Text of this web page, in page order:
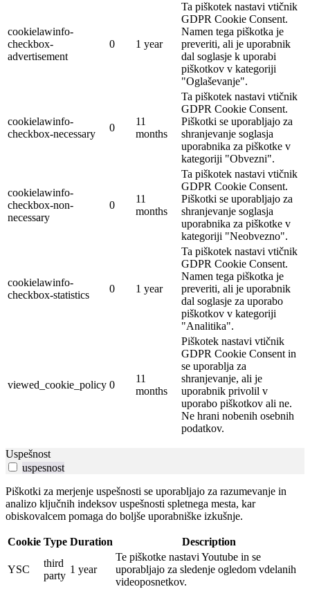
cookielawinfo-
checkbox-
advertisement
0 1 year
Ta piškotek nastavi vtičnik
GDPR Cookie Consent.
Namen tega piškotka je
preveriti, ali je uporabnik
dal soglasje k uporabi
piškotkov v kategoriji
"Oglaševanje".
cookielawinfo-
checkbox-necessary
0
11
months
Ta piškotek nastavi vtičnik
GDPR Cookie Consent.
Piškotki se uporabljajo za
shranjevanje soglasja
uporabnika za piškotke v
kategoriji "Obvezni".
cookielawinfo-
checkbox-non-
necessary
0
11
months
Ta piškotek nastavi vtičnik
GDPR Cookie Consent.
Piškotki se uporabljajo za
shranjevanje soglasja
uporabnika za piškotke v
kategoriji "Neobvezno".
cookielawinfo-
checkbox-statistics
0 1 year
Ta piškotek nastavi vtičnik
GDPR Cookie Consent.
Namen tega piškotka je
preveriti, ali je uporabnik
dal soglasje za uporabo
piškotkov v kategoriji
"Analitika".
viewed_cookie_policy 0
11
months
Piškotek nastavi vtičnik
GDPR Cookie Consent in
se uporablja za
shranjevanje, ali je
uporabnik privolil v
uporabo piškotkov ali ne.
Ne hrani nobenih osebnih
podatkov.
Uspešnost
uspesnost
Piškotki za merjenje uspešnosti se uporabljajo za razumevanje in
analizo ključnih indeksov uspešnosti spletnega mesta, kar
obiskovalcem pomaga do boljše uporabniške izkušnje.
Cookie Type Duration Description
YSC
third
party
1 year
Te piškotke nastavi Youtube in se
uporabljajo za sledenje ogledom vdelanih
videoposnetkov.